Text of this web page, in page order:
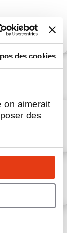
des cookies
on aimerait
des
à
rejoint
3